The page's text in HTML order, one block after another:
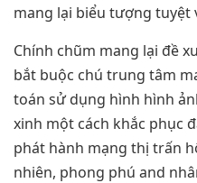
mang lại biểu tượng tuyệt
Chính chũm mang lại đề
bắt buộc chú trung tâm
toán sử dụng hình hình
xinh một cách khắc phục
phát hành mạng thị trấn
nhiên, phong phú and